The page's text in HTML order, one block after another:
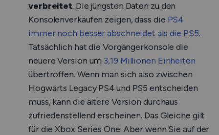
verbreitet. Die jüngsten Daten zu den
Konsolenverkäufen zeigen, dass die PS4
immer noch besser abschneidet als die PS5.
Tatsächlich hat die Vorgängerkonsole die
neuere Version um 3,19 Millionen Einheiten
übertroffen. Wenn man sich also zwischen
Hogwarts Legacy PS4 und PS5 entscheiden
muss, kann die ältere Version durchaus
zufriedenstellend erscheinen. Das Gleiche gilt
für die Xbox Series One. Aber wenn Sie auf der